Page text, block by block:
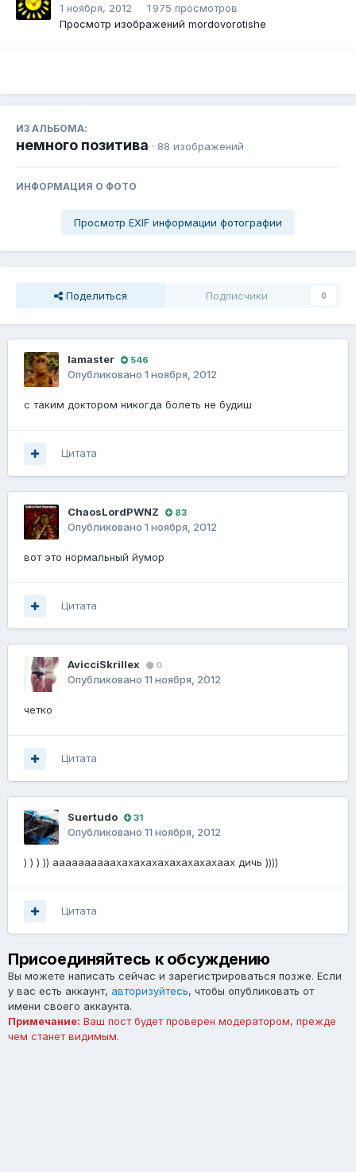
1 ноября, 2012
1 975 просмотров
Просмотр изображений mordovorotishe
ИЗ АЛЬБОМА:
немного позитива · 88 изображений
ИНФОРМАЦИЯ О ФОТО
Просмотр EXIF информации фотографии
Поделиться Подписчики 0
lamaster 546
Опубликовано 1 ноября, 2012
с таким доктором никогда болеть не будиш
Цитата
ChaosLordPWNZ 83
Опубликовано 1 ноября, 2012
вот это нормальный йумор
Цитата
AvicciSkrillex 0
Опубликовано 11 ноября, 2012
четко
Цитата
Suertudo 31
Опубликовано 11 ноября, 2012
) ) ) )) аааааааааахахахахахахахахахаах дичь ))))
Цитата
Присоединяйтесь к обсуждению
Вы можете написать сейчас и зарегистрироваться позже. Если
у вас есть аккаунт, авторизуйтесь, чтобы опубликовать от
имени своего аккаунта.
Примечание: Ваш пост будет проверен модератором, прежде
чем станет видимым.